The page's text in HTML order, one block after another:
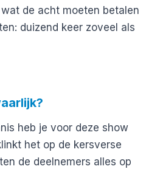
de acht moeten betalen
duizend keer zoveel als
heb je voor deze show
het op de kersverse
de deelnemers alles op